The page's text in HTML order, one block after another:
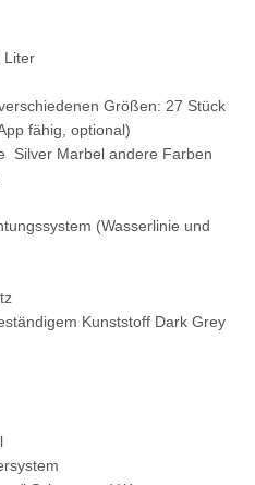
Liter
Größen: 27 Stück
fähig, optional)
Silver Marbel andere Farben
(Wasserlinie und
Kunststoff Dark Grey